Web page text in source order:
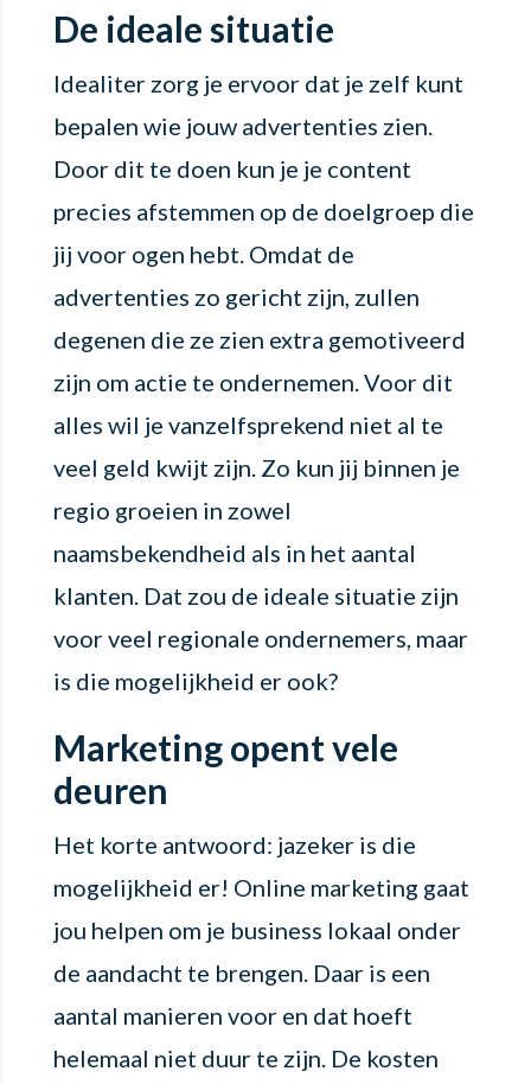
De ideale situatie
Idealiter zorg je ervoor dat je zelf kunt
bepalen wie jouw advertenties zien.
Door dit te doen kun je je content
precies afstemmen op de doelgroep die
jij voor ogen hebt. Omdat de
advertenties zo gericht zijn, zullen
degenen die ze zien extra gemotiveerd
zijn om actie te ondernemen. Voor dit
alles wil je vanzelfsprekend niet al te
veel geld kwijt zijn. Zo kun jij binnen je
regio groeien in zowel
naamsbekendheid als in het aantal
klanten. Dat zou de ideale situatie zijn
voor veel regionale ondernemers, maar
is die mogelijkheid er ook?
Marketing opent vele
deuren
Het korte antwoord: jazeker is die
mogelijkheid er! Online marketing gaat
jou helpen om je business lokaal onder
de aandacht te brengen. Daar is een
aantal manieren voor en dat hoeft
helemaal niet duur te zijn. De kosten